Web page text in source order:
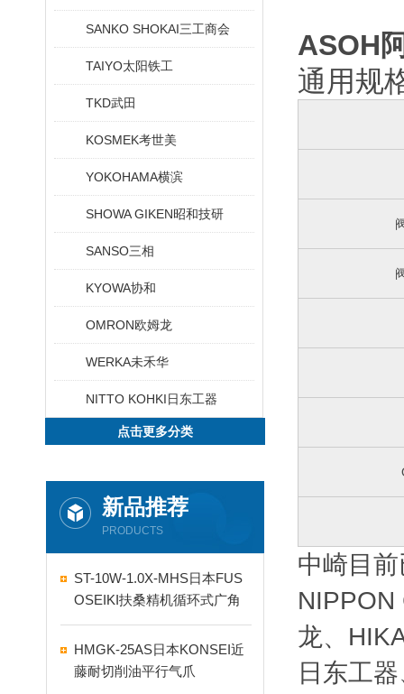
SANKO SHOKAI三工商会
TAIYO太阳铁工
TKD武田
KOSMEK考世美
YOKOHAMA横滨
SHOWA GIKEN昭和技研
SANSO三相
KYOWA协和
OMRON欧姆龙
WERKA未禾华
NITTO KOHKI日东工器
点击更多分类
新品推荐
PRODUCTS
ST-10W-1.0X-MHS日本FUS
OSEIKI扶桑精机循环式广角
自动喷嘴
HMGK-25AS日本KONSEI近
藤耐切削油平行气爪
ASOH
通用规
中崎目
NIPPON
龙、
日东工